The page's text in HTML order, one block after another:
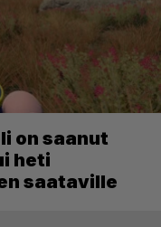
on saanut
heti
saataville